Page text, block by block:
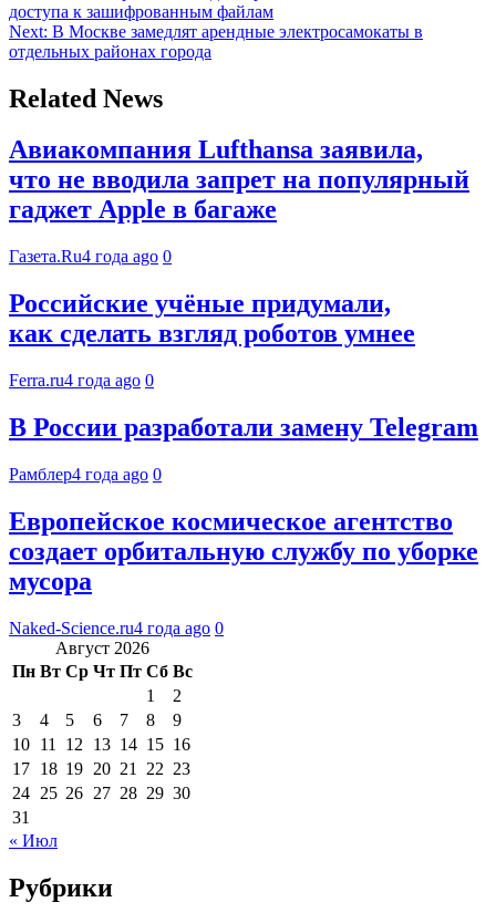
доступа к зашифрованным файлам
Next: В Москве замедлят арендные электросамокаты в
отдельных районах города
Related News
Авиакомпания Lufthansa заявила,
что не вводила запрет на популярный
гаджет Apple в багаже
Газета.Ru4 года ago 0
Российские учёные придумали,
как сделать взгляд роботов умнее
Ferra.ru4 года ago 0
В России разработали замену Telegram
Рамблер4 года ago 0
Европейское космическое агентство
создает орбитальную службу по уборке
мусора
Naked-Science.ru4 года ago 0
Август 2026
Пн Вт Ср Чт Пт Сб Вс
1
2
3
4 5 6 7 8
9
10 11 12 13 14 15 16
17 18 19 20 21 22 23
24 25 26 27 28 29 30
31
« Июл
Рубрики